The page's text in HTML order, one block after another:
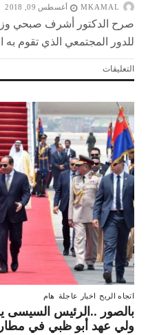
MKAMAL أغسطس 09, 2018
صرح الدكتور أشرف صبحي وزير
للدور المجتمعي الذي تقوم به
التعليقاتعلى
د.
فرصة
جديدة
للموهوبين
رياضيا
لاجتياز
الاختبارات
مغلقة
اتجاه الريح اخبار عاجلة هام
بالصور ..الرئيس السيسى
ولي عهد أبو ظبي في مطار